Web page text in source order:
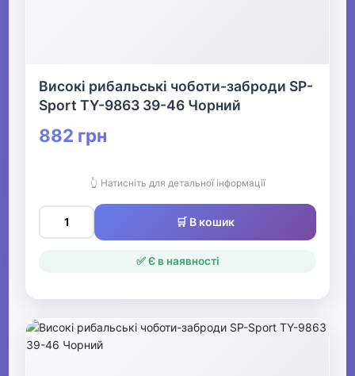
Високі рибальські чоботи-заброди SP-
Sport TY-9863 39-46 Чорний
882 грн
👆 Натисніть для детальної інформації
🛒 В кошик
✅ Є в наявності